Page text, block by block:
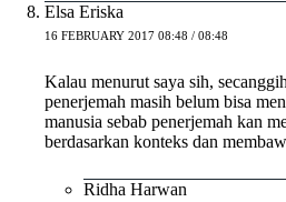
Elsa Eriska
16 FEBRUARY 2017 08:48 / 08:48
Kalau menurut saya sih,
penerjemah masih belum bisa
manusia sebab penerjemah kan
berdasarkan konteks dan
Ridha Harwan